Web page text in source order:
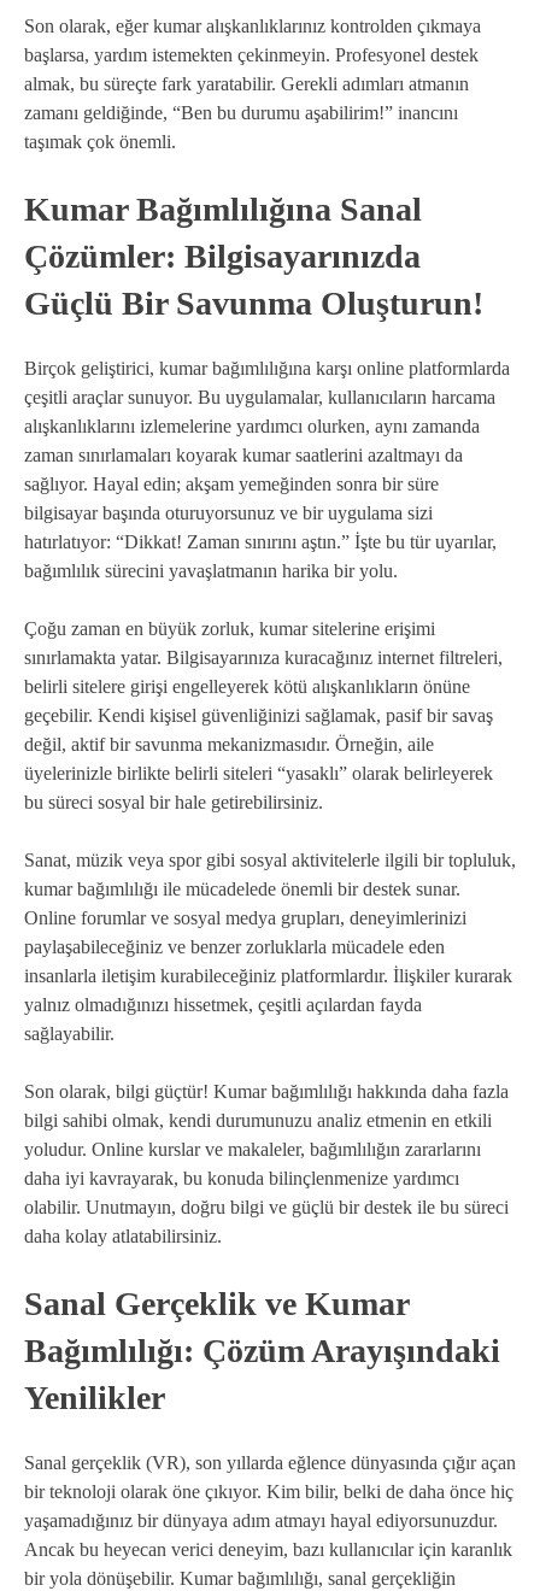
Son olarak, eğer kumar alışkanlıklarınız kontrolden çıkmaya
başlarsa, yardım istemekten çekinmeyin. Profesyonel destek
almak, bu süreçte fark yaratabilir. Gerekli adımları atmanın
zamanı geldiğinde, “Ben bu durumu aşabilirim!” inancını
taşımak çok önemli.
Kumar Bağımlılığına Sanal
Çözümler: Bilgisayarınızda
Güçlü Bir Savunma Oluşturun!
Birçok geliştirici, kumar bağımlılığına karşı online platformlarda
çeşitli araçlar sunuyor. Bu uygulamalar, kullanıcıların harcama
alışkanlıklarını izlemelerine yardımcı olurken, aynı zamanda
zaman sınırlamaları koyarak kumar saatlerini azaltmayı da
sağlıyor. Hayal edin; akşam yemeğinden sonra bir süre
bilgisayar başında oturuyorsunuz ve bir uygulama sizi
hatırlatıyor: “Dikkat! Zaman sınırını aştın.” İşte bu tür uyarılar,
bağımlılık sürecini yavaşlatmanın harika bir yolu.
Çoğu zaman en büyük zorluk, kumar sitelerine erişimi
sınırlamakta yatar. Bilgisayarınıza kuracağınız internet filtreleri,
belirli sitelere girişi engelleyerek kötü alışkanlıkların önüne
geçebilir. Kendi kişisel güvenliğinizi sağlamak, pasif bir savaş
değil, aktif bir savunma mekanizmasıdır. Örneğin, aile
üyelerinizle birlikte belirli siteleri “yasaklı” olarak belirleyerek
bu süreci sosyal bir hale getirebilirsiniz.
Sanat, müzik veya spor gibi sosyal aktivitelerle ilgili bir topluluk,
kumar bağımlılığı ile mücadelede önemli bir destek sunar.
Online forumlar ve sosyal medya grupları, deneyimlerinizi
paylaşabileceğiniz ve benzer zorluklarla mücadele eden
insanlarla iletişim kurabileceğiniz platformlardır. İlişkiler kurarak
yalnız olmadığınızı hissetmek, çeşitli açılardan fayda
sağlayabilir.
Son olarak, bilgi güçtür! Kumar bağımlılığı hakkında daha fazla
bilgi sahibi olmak, kendi durumunuzu analiz etmenin en etkili
yoludur. Online kurslar ve makaleler, bağımlılığın zararlarını
daha iyi kavrayarak, bu konuda bilinçlenmenize yardımcı
olabilir. Unutmayın, doğru bilgi ve güçlü bir destek ile bu süreci
daha kolay atlatabilirsiniz.
Sanal Gerçeklik ve Kumar
Bağımlılığı: Çözüm Arayışındaki
Yenilikler
Sanal gerçeklik (VR), son yıllarda eğlence dünyasında çığır açan
bir teknoloji olarak öne çıkıyor. Kim bilir, belki de daha önce hiç
yaşamadığınız bir dünyaya adım atmayı hayal ediyorsunuzdur.
Ancak bu heyecan verici deneyim, bazı kullanıcılar için karanlık
bir yola dönüşebilir. Kumar bağımlılığı, sanal gerçekliğin